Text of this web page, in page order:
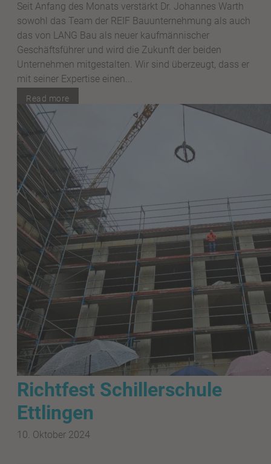
Seit Anfang des Monats verstärkt Dr. Johannes Warth
sowohl das Team der REIF Bauunternehmung als auch
das von LANG Bau als neuer kaufmännischer
Geschäftsführer und wird die Zukunft der beiden
Unternehmen mitgestalten. Wir sind überzeugt, dass er
mit seiner Expertise einen...
Read more
Richtfest Schillerschule
Ettlingen
10. Oktober 2024